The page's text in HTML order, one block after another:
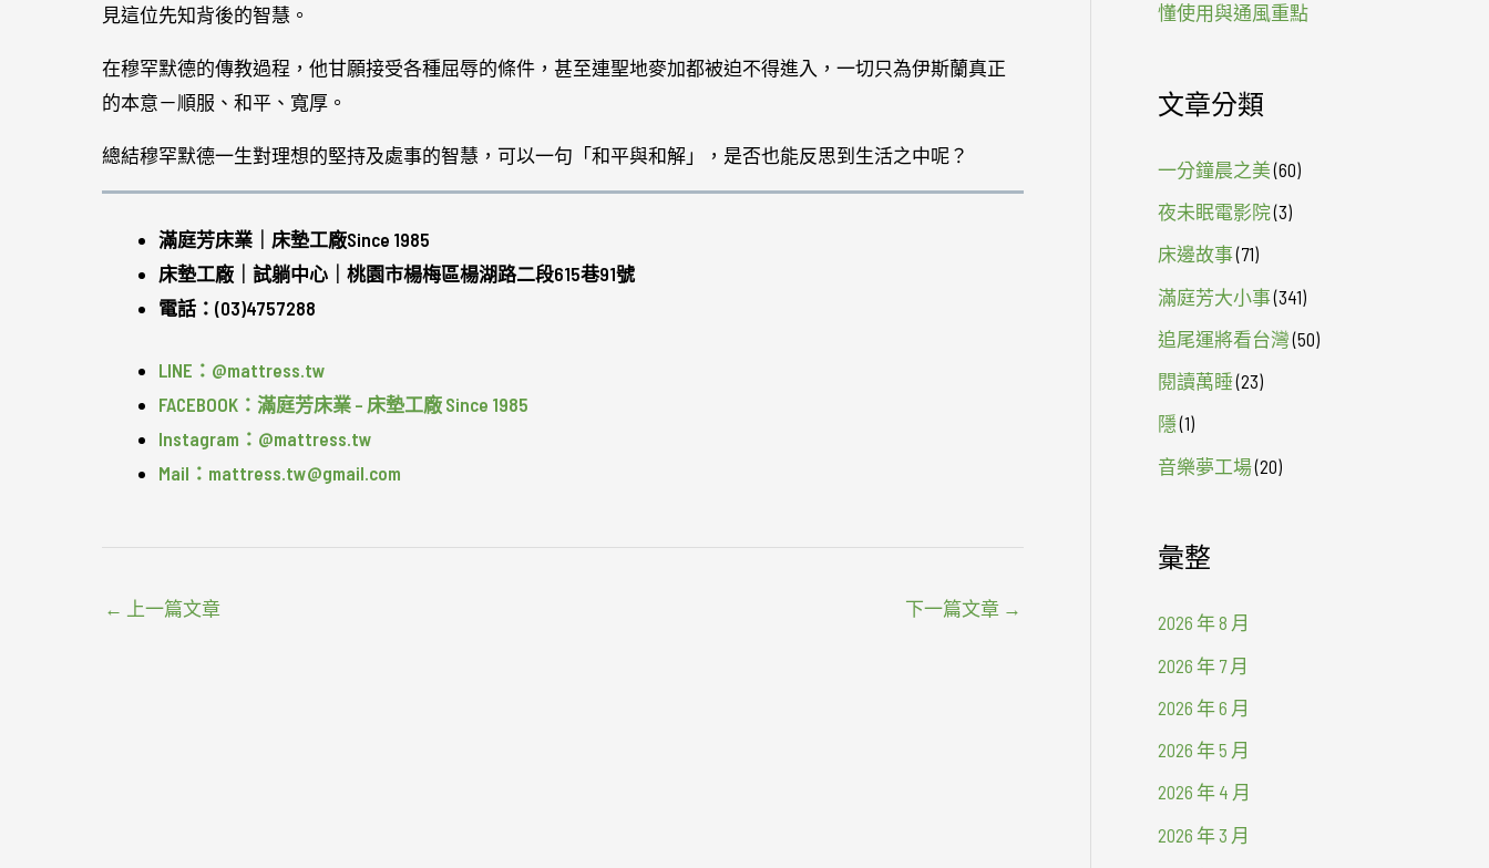
見這位先知背後的智慧。
在穆罕默德的傳教過程，他甘願接受各種屈辱的條件，甚至連聖地麥加都被迫不得進入，一切只為伊斯蘭真正
的本意－順服、和平、寬厚。
總結穆罕默德一生對理想的堅持及處事的智慧，可以一句「和平與和解」，是否也能反思到生活之中呢？
滿庭芳床業｜床墊工廠Since 1985
床墊工廠｜試躺中心｜桃園市楊梅區楊湖路二段615巷91號
電話：(03)4757288
LINE：@mattress.tw
FACEBOOK：滿庭芳床業 – 床墊工廠 Since 1985
Instagram：@mattress.tw
Mail：mattress.tw@gmail.com
← 上一篇文章 下一篇文章 →
懂使用與通風重點
文章分類
一分鐘晨之美(60)
夜未眠電影院(3)
床邊故事(71)
滿庭芳大小事(341)
追尾運將看台灣(50)
閱讀萬睡(23)
隱(1)
音樂夢工場(20)
彙整
2026 年 8 月
2026 年 7 月
2026 年 6 月
2026 年 5 月
2026 年 4 月
2026 年 3 月